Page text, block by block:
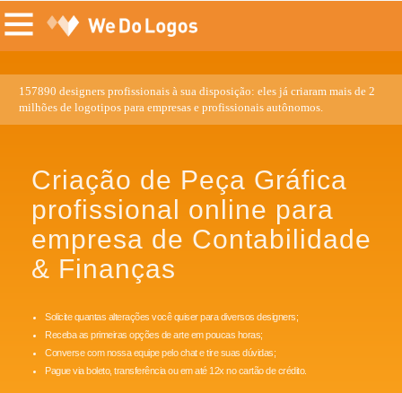
157890 designers profissionais à sua disposição: eles já criaram mais de 2
milhões de logotipos para empresas e profissionais autônomos.
Criação de Peça Gráfica
profissional online para
empresa de Contabilidade
& Finanças
Solicite quantas alterações você quiser para diversos designers;
Receba as primeiras opções de arte em poucas horas;
Converse com nossa equipe pelo chat e tire suas dúvidas;
Pague via boleto, transferência ou em até 12x no cartão de crédito.